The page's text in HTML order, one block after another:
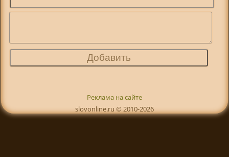
Реклама на сайте
slovonline.ru © 2010-2026